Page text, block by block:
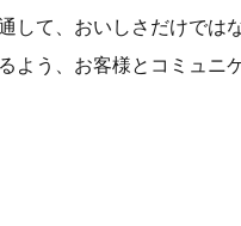
して、おいしさだけでは
よう、お客様とコミュニ